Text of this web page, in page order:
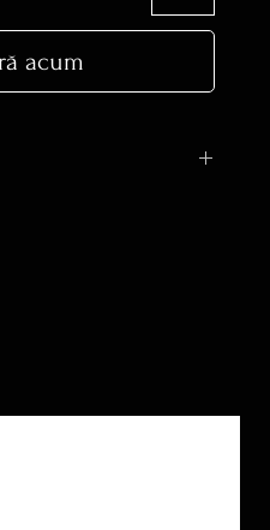
acum
va rog sa ne sunati la